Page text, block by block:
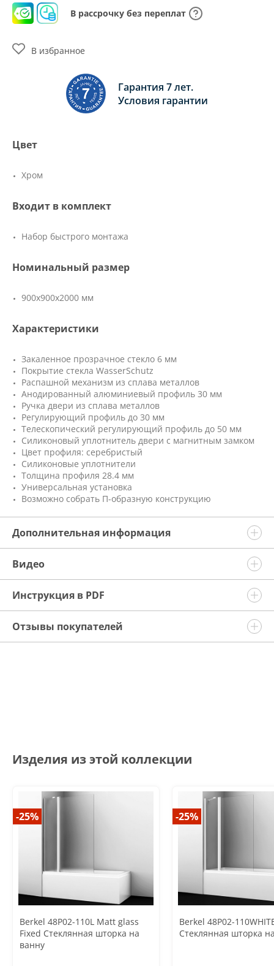
В рассрочку без переплат
Гарантия 7 лет.
Условия гарантии
В избранное
Цвет
Хром
Входит в комплект
Набор быстрого монтажа
Номинальный размер
900x900x2000 мм
Характеристики
Закаленное прозрачное стекло 6 мм
Покрытие стекла WasserSchutz
Распашной механизм из сплава металлов
Анодированный алюминиевый профиль 30 мм
Ручка двери из сплава металлов
Регулирующий профиль до 30 мм
Телескопический регулирующий профиль до 50 мм
Силиконовый уплотнитель двери с магнитным замком
Цвет профиля: серебристый
Силиконовые уплотнители
Толщина профиля 28.4 мм
Универсальная установка
Возможно собрать П-образную конструкцию
Дополнительная информация
Видео
Инструкция в PDF
Отзывы покупателей
Изделия из этой коллекции
-25%
Berkel 48P02-110L Matt glass
Fixed Стеклянная шторка на
ванну
-25%
Berkel 48P02-
Стеклянная шторка